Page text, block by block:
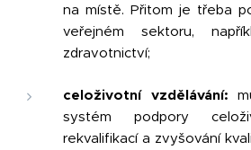
na místě. Přitom je třeba
veřejném sektoru,
zdravotnictví;
celoživotní vzdělávání:
systém podpory
rekvalifikací a zvyšování